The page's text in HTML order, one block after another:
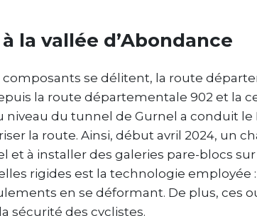
la vallée d’Abondance
se délitent, la route
la route départementale 902 et la
niveau du tunnel de Gurnel a conduit
la route. Ainsi, début avril 2024, un
et à installer des galeries pare-blocs
rigides est la technologie employée
en se déformant. De plus, ces
sécurité des cyclistes.